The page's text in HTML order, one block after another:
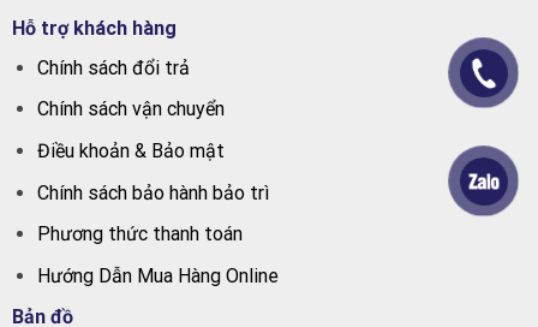
Hỗ trợ khách hàng
Chính sách đổi trả
Chính sách vận chuyển
Điều khoản & Bảo mật
Chính sách bảo hành bảo trì
Phương thức thanh toán
Hướng Dẫn Mua Hàng Online
Bản đồ